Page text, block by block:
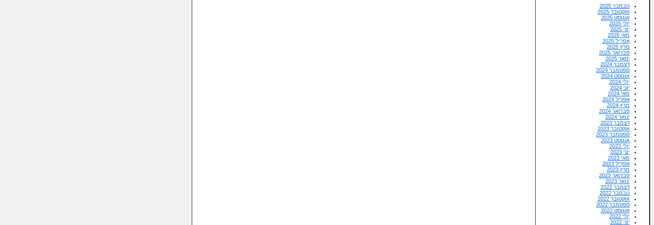
נובמבר 2025
אוקטובר 2025
אוגוסט 2025
יולי 2025
יוני 2025
מאי 2025
אפריל 2025
מרץ 2025
פברואר 2025
ינואר 2025
דצמבר 2024
ספטמבר 2024
אוגוסט 2024
יולי 2024
יוני 2024
מאי 2024
אפריל 2024
מרץ 2024
פברואר 2024
ינואר 2024
דצמבר 2023
אוקטובר 2023
ספטמבר 2023
אוגוסט 2023
יולי 2023
יוני 2023
מאי 2023
אפריל 2023
מרץ 2023
פברואר 2023
ינואר 2023
דצמבר 2022
נובמבר 2022
אוקטובר 2022
ספטמבר 2022
אוגוסט 2022
יולי 2022
יוני 2022